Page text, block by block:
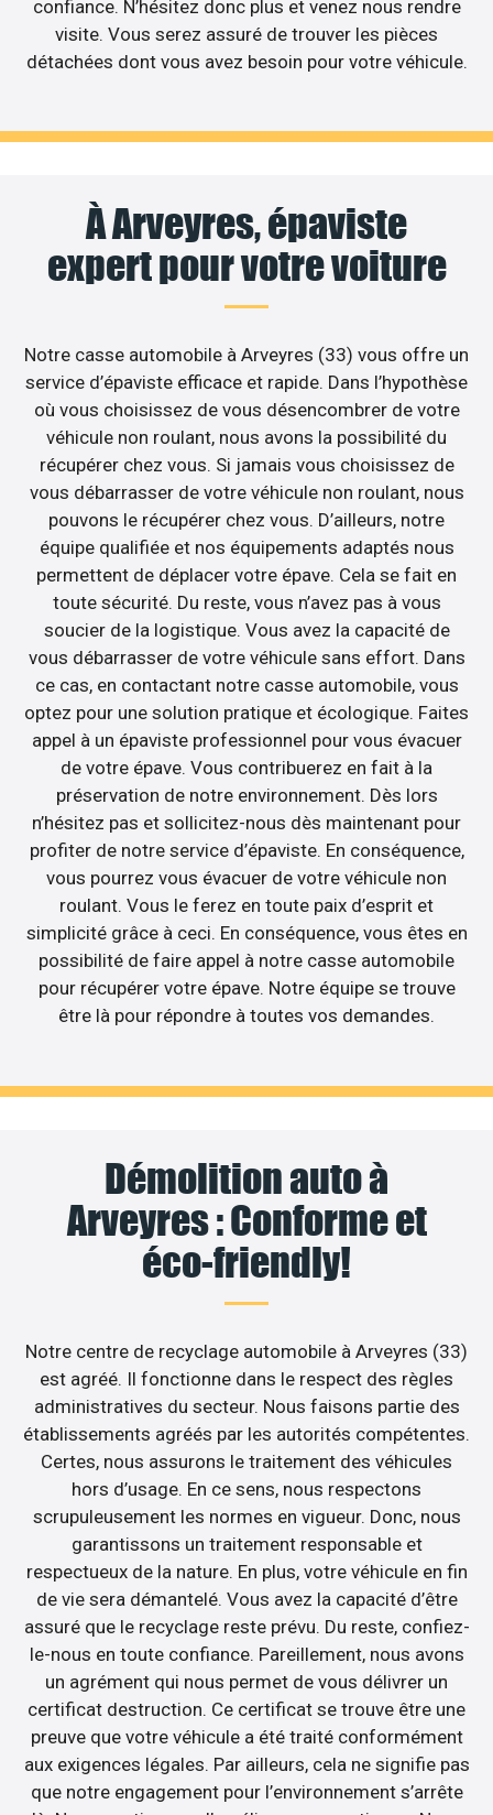
confiance. N’hésitez donc plus et venez nous rendre
visite. Vous serez assuré de trouver les pièces
détachées dont vous avez besoin pour votre véhicule.
À Arveyres, épaviste
expert pour votre voiture
Notre casse automobile à Arveyres (33) vous offre un
service d’épaviste efficace et rapide. Dans l’hypothèse
où vous choisissez de vous désencombrer de votre
véhicule non roulant, nous avons la possibilité du
récupérer chez vous. Si jamais vous choisissez de
vous débarrasser de votre véhicule non roulant, nous
pouvons le récupérer chez vous. D’ailleurs, notre
équipe qualifiée et nos équipements adaptés nous
permettent de déplacer votre épave. Cela se fait en
toute sécurité. Du reste, vous n’avez pas à vous
soucier de la logistique. Vous avez la capacité de
vous débarrasser de votre véhicule sans effort. Dans
ce cas, en contactant notre casse automobile, vous
optez pour une solution pratique et écologique. Faites
appel à un épaviste professionnel pour vous évacuer
de votre épave. Vous contribuerez en fait à la
préservation de notre environnement. Dès lors
n’hésitez pas et sollicitez-nous dès maintenant pour
profiter de notre service d’épaviste. En conséquence,
vous pourrez vous évacuer de votre véhicule non
roulant. Vous le ferez en toute paix d’esprit et
simplicité grâce à ceci. En conséquence, vous êtes en
possibilité de faire appel à notre casse automobile
pour récupérer votre épave. Notre équipe se trouve
être là pour répondre à toutes vos demandes.
Démolition auto à
Arveyres : Conforme et
éco-friendly!
Notre centre de recyclage automobile à Arveyres (33)
est agréé. Il fonctionne dans le respect des règles
administratives du secteur. Nous faisons partie des
établissements agréés par les autorités compétentes.
Certes, nous assurons le traitement des véhicules
hors d’usage. En ce sens, nous respectons
scrupuleusement les normes en vigueur. Donc, nous
garantissons un traitement responsable et
respectueux de la nature. En plus, votre véhicule en fin
de vie sera démantelé. Vous avez la capacité d’être
assuré que le recyclage reste prévu. Du reste, confiez-
le-nous en toute confiance. Pareillement, nous avons
un agrément qui nous permet de vous délivrer un
certificat destruction. Ce certificat se trouve être une
preuve que votre véhicule a été traité conformément
aux exigences légales. Par ailleurs, cela ne signifie pas
que notre engagement pour l’environnement s’arrête